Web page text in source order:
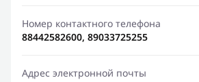
Номер контактного телефона
88442582600, 89033725255
Адрес электронной почты